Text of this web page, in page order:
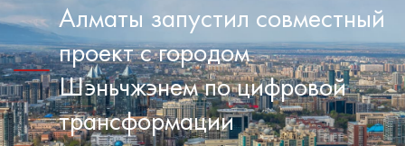
Алматы запустил совместный
проект с городом
Шэньчжэнем по цифровой
трансформации